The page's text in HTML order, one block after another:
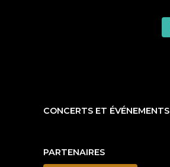
CONCERTS ET ÉVÉNEMENTS
PARTENAIRES